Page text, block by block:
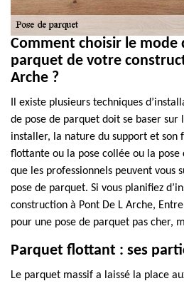
Comment choisir le mode
parquet de votre
Arche ?
Il existe plusieurs techniques
de pose de parquet doit se baser sur
installer, la nature du support et son
flottante ou la pose collée ou la pose
que les professionnels peuvent vous
pose de parquet. Si vous planifiez
construction à Pont De L Arche,
pour une pose de parquet pas cher,
Parquet flottant : ses
Le parquet massif a laissé la place